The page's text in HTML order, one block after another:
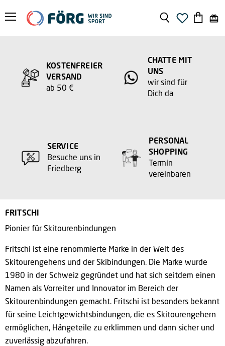
Menü
KOSTENFREIER
VERSAND
ab 50 €
CHATTE MIT
UNS
wir sind für
Dich da
SERVICE
Besuche uns in
Friedberg
PERSONAL
SHOPPING
Termin
vereinbaren
FRITSCHI
Pionier für Skitourenbindungen
Fritschi ist eine renommierte Marke in der Welt des
Skitourengehens und der Skibindungen. Die Marke wurde
1980 in der Schweiz gegründet und hat sich seitdem einen
Namen als Vorreiter und Innovator im Bereich der
Skitourenbindungen gemacht. Fritschi ist besonders bekannt
für seine Leichtgewichtsbindungen, die es Skitourengehern
ermöglichen, Hängeteile zu erklimmen und dann sicher und
zuverlässig abzufahren.